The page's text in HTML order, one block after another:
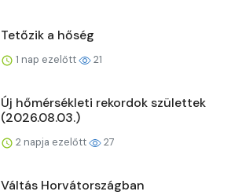
Tetőzik a hőség
1 nap ezelőtt 21
Új hőmérsékleti rekordok születtek
(2026.08.03.)
2 napja ezelőtt 27
Váltás Horvátországban